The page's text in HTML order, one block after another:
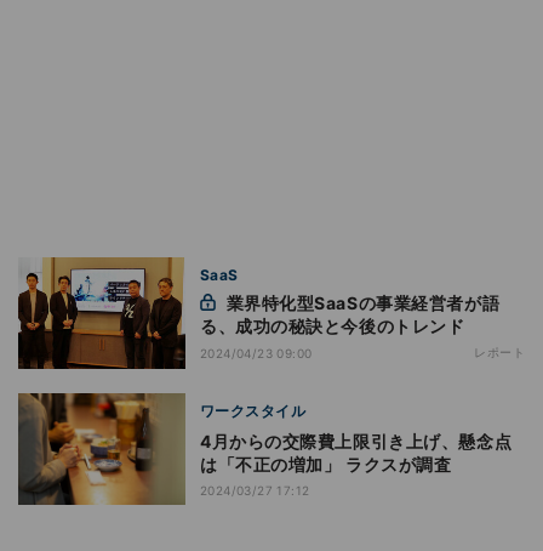
SaaS
る、成功の秘訣と今後のトレンド
2024/04/23 09:00 レポート
ワークスタイル
4月からの交際費上限引き上げ、懸念点
は「不正の増加」 ラクスが調査
2024/03/27 17:12